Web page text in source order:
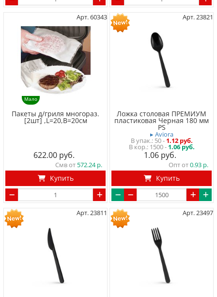
Арт. 60343
Мало
Пакеты д/гриля многораз.
[2шт] ,L=20,B=20см
622.00
Смв от 572.24
Купить
Арт. 23821
Ложка столовая ПРЕМИУМ
пластиковая Черная 180 мм
PS
▸ Aviora
50- 1.12 руб.
1500 - 1.06 руб.
1.06
Опт от0.93
Купить
Арт. 23811 Арт. 23497